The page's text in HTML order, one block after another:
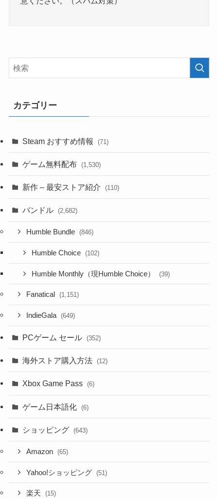
カテゴリー
Steam おすすめ情報 (71)
ゲーム無料配布 (1,530)
新作 – 最安ストア紹介 (110)
バンドル (2,682)
Humble Bundle (846)
Humble Choice (102)
Humble Monthly（現Humble Choice） (39)
Fanatical (1,151)
IndieGala (649)
PCゲーム セール (352)
海外ストア購入方法 (12)
Xbox Game Pass (6)
ゲーム日本語化 (6)
ショッピング (643)
Amazon (65)
Yahoo!ショッピング (51)
楽天 (15)